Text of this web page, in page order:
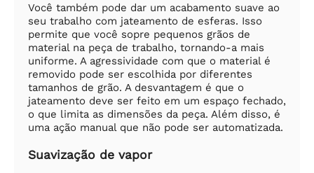
Você também pode dar um acabamento suave ao
seu trabalho com jateamento de esferas. Isso
permite que você sopre pequenos grãos de
material na peça de trabalho, tornando-a mais
uniforme. A agressividade com que o material é
removido pode ser escolhida por diferentes
tamanhos de grão. A desvantagem é que o
jateamento deve ser feito em um espaço fechado,
o que limita as dimensões da peça. Além disso, é
uma ação manual que não pode ser automatizada.
Suavização de vapor